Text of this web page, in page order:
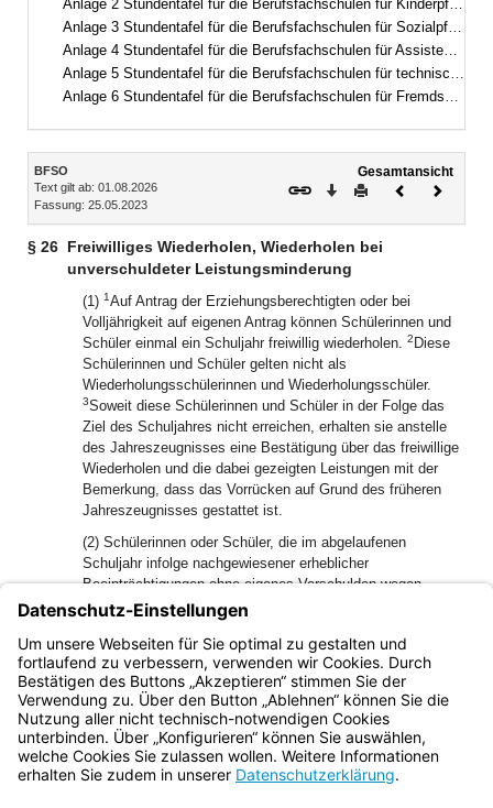
Anlage 2 Stundentafel für die Berufsfachschulen für Kinderpflege
Anlage 3 Stundentafel für die Berufsfachschulen für Sozialpflege
Anlage 4 Stundentafel für die Berufsfachschulen für Assistenten für Hotel- und Tourismusmanagement
Anlage 5 Stundentafel für die Berufsfachschulen für technische Assistenten für Informatik
Anlage 6 Stundentafel für die Berufsfachschulen für Fremdsprachenberufe
Inhalt
BFSO
Text gilt ab: 01.08.2026
Fassung: 25.05.2023
Gesamtansicht
Download
DruckenVorheriges
§ 26 Freiwilliges Wiederholen, Wiederholen bei
unverschuldeter Leistungsminderung
(1) 1Auf Antrag der Erziehungsberechtigten oder bei
Volljährigkeit auf eigenen Antrag können Schülerinnen und
Schüler einmal ein Schuljahr freiwillig wiederholen. 2 Diese
Schülerinnen und Schüler gelten nicht als
Wiederholungsschülerinnen und Wiederholungsschüler.
3Soweit diese Schülerinnen und Schüler in der Folge das
Ziel des Schuljahres nicht erreichen, erhalten sie anstelle
des Jahreszeugnisses eine Bestätigung über das freiwillige
Wiederholen und die dabei gezeigten Leistungen mit der
Bemerkung, dass das Vorrücken auf Grund des früheren
Jahreszeugnisses gestattet ist.
(2) Schülerinnen oder Schüler, die im abgelaufenen
Schuljahr infolge nachgewiesener erheblicher
Beeinträchtigungen ohne eigenes Verschulden wegen
Leistungsminderungen die Voraussetzungen zum Vorrücken
nicht erfüllten und denen das Vorrücken auf Probe nicht
gestattet wurde, gelten nicht als Wiederholungsschülerinnen
oder Wiederholungsschüler gemäß Art. 53 Abs. 2 BayEUG.
Bayern.de
BayernPortal